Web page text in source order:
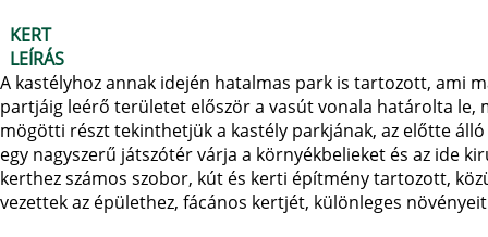
KERT
LEÍRÁS
A kastélyhoz annak idején hatalmas park is tartozott, ami
partjáig leérő területet először a vasút vonala határolta
mögötti részt tekinthetjük a kastély parkjának, az előtte
egy nagyszerű játszótér várja a környékbelieket és az ide
kerthez számos szobor, kút és kerti építmény tartozott,
vezettek az épülethez, fácános kertjét, különleges